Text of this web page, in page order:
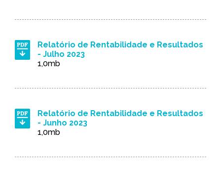
Relatório de Rentabilidade e Resultados
- Julho 2023
1,0mb
Relatório de Rentabilidade e Resultados
- Junho 2023
1,0mb